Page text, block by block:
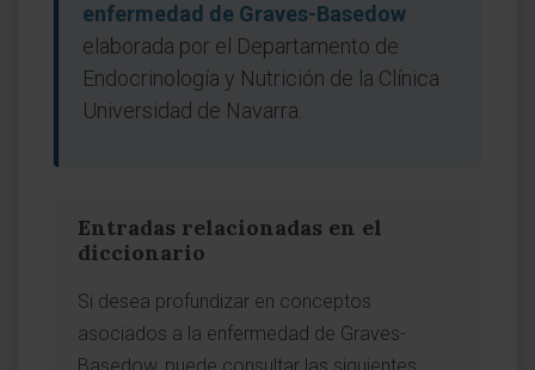
enfermedad de Graves-Basedow
elaborada por el Departamento de
Endocrinología y Nutrición de la Clínica
Universidad de Navarra.
Entradas relacionadas en el
diccionario
Si desea profundizar en conceptos
asociados a la enfermedad de Graves-